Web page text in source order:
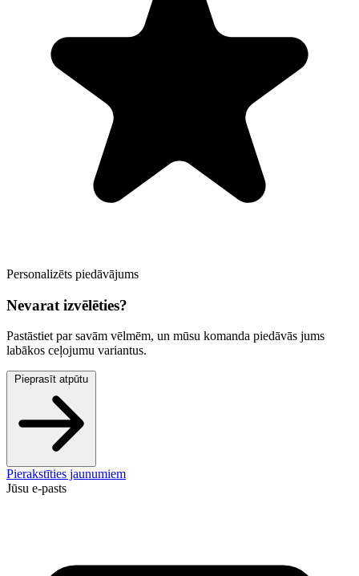
Personalizēts piedāvājums
Nevarat izvēlēties?
Pastāstiet par savām vēlmēm, un mūsu komanda piedāvās jums
labākos ceļojumu variantus.
Pieprasīt atpūtu
Pierakstīties jaunumiem
Jūsu e-pasts